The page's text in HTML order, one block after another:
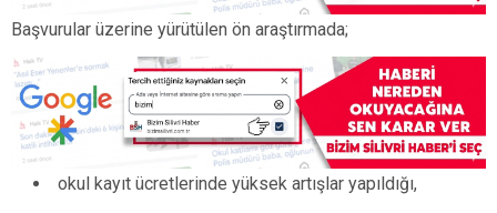
Başvurular üzerine yürütülen ön araştırmada;
okul kayıt ücretlerinde yüksek artışlar yapıldığı,